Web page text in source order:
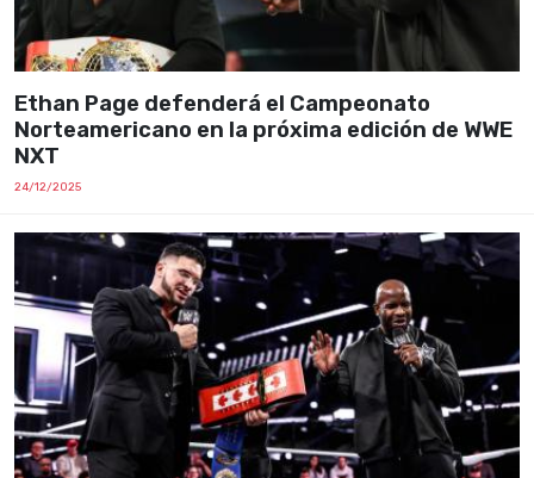
Ethan Page defenderá el Campeonato
Norteamericano en la próxima edición de WWE
NXT
24/12/2025